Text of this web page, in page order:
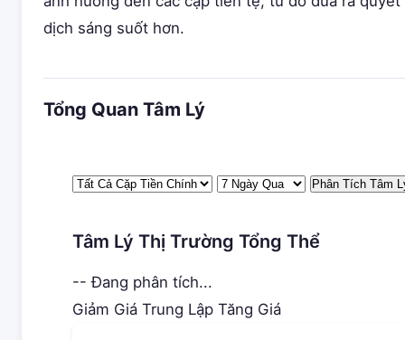
dịch sáng suốt hơn.
Tổng Quan Tâm Lý
Phân Tích Tâm
Tâm Lý Thị Trường Tổng Thể
-- Đang phân tích...
Giảm Giá Trung Lập Tăng Giá